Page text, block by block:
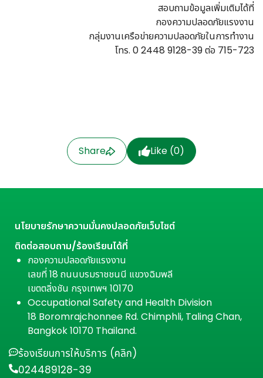
สอบถามข้อมูลเพิ่มเติมได้ที่
กองความปลอดภัยแรงงาน
กลุ่มงานเครือข่ายความปลอดภัยในการทำงาน
โทร. 0 2448 9128-39 ต่อ 715-723
Share Like (0)
นโยบายรักษาความมั่นคงปลอดภัยเว็บไซต์
ติดต่อสอบถาม/ร้องเรียนได้ที่
กองความปลอดภัยแรงงาน
เลขที่ 18 ถนนบรมราชชนนี แขวงฉิมพลี
เขตตลิ่งชัน กรุงเทพฯ 10170
Occupational Safety and Health Division
18 Boromrajchonnee Rd. Chimphli, Taling Chan,
Bangkok 10170 Thailand.
ร้องเรียนการให้บริการ (คลิก)
024489128-39